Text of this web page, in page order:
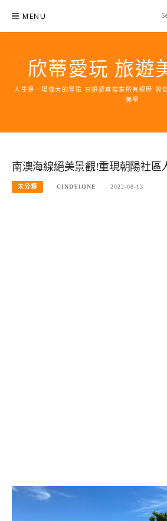
content
MENU
欣蒂愛玩 旅遊
人生是一場偉大的冒險 只想認真搜集所有經歷 與
美學
南澳海線絕美景觀!重現朝陽社區
未分類 CINDYIONE 2022-08-13